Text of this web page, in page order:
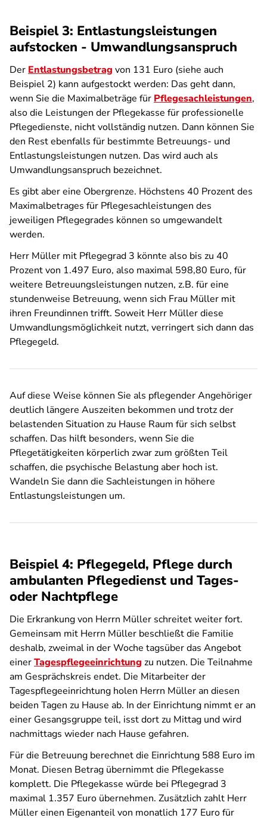
Beispiel 3: Entlastungsleistungen
aufstocken - Umwandlungsanspruch
Der Entlastungsbetrag von 131 Euro (siehe auch
Beispiel 2) kann aufgestockt werden: Das geht dann,
wenn Sie die Maximalbeträge für Pflegesachleistungen,
also die Leistungen der Pflegekasse für professionelle
Pflegedienste, nicht vollständig nutzen. Dann können Sie
den Rest ebenfalls für bestimmte Betreuungs- und
Entlastungsleistungen nutzen. Das wird auch als
Umwandlungsanspruch bezeichnet.
Es gibt aber eine Obergrenze. Höchstens 40 Prozent des
Maximalbetrages für Pflegesachleistungen des
jeweiligen Pflegegrades können so umgewandelt
werden.
Herr Müller mit Pflegegrad 3 könnte also bis zu 40
Prozent von 1.497 Euro, also maximal 598,80 Euro, für
weitere Betreuungsleistungen nutzen, z.B. für eine
stundenweise Betreuung, wenn sich Frau Müller mit
ihren Freundinnen trifft. Soweit Herr Müller diese
Umwandlungsmöglichkeit nutzt, verringert sich dann das
Pflegegeld.
Auf diese Weise können Sie als pflegender Angehöriger
deutlich längere Auszeiten bekommen und trotz der
belastenden Situation zu Hause Raum für sich selbst
schaffen. Das hilft besonders, wenn Sie die
Pflegetätigkeiten körperlich zwar zum größten Teil
schaffen, die psychische Belastung aber hoch ist.
Wandeln Sie dann die Sachleistungen in höhere
Entlastungsleistungen um.
Beispiel 4: Pflegegeld, Pflege durch
ambulanten Pflegedienst und Tages-
oder Nachtpflege
Die Erkrankung von Herrn Müller schreitet weiter fort.
Gemeinsam mit Herrn Müller beschließt die Familie
deshalb, zweimal in der Woche tagsüber das Angebot
einerTagespflegeeinrichtung zu nutzen. Die Teilnahme
am Gesprächskreis endet. Die Mitarbeiter der
Tagespflegeeinrichtung holen Herrn Müller an diesen
beiden Tagen zu Hause ab. In der Einrichtung nimmt er an
einer Gesangsgruppe teil, isst dort zu Mittag und wird
nachmittags wieder nach Hause gefahren.
Für die Betreuung berechnet die Einrichtung 588 Euro im
Monat. Diesen Betrag übernimmt die Pflegekasse
komplett. Die Pflegekasse würde bei Pflegegrad 3
maximal 1.357 Euro übernehmen. Zusätzlich zahlt Herr
Müller einen Eigenanteil von monatlich 177 Euro für